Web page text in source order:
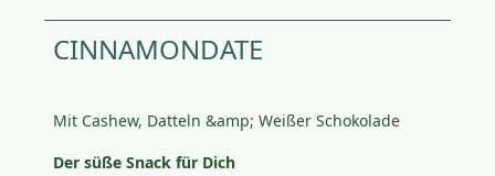
CINNAMONDATE
Mit Cashew, Datteln &amp; Weißer Schokolade
Der süße Snack für Dich